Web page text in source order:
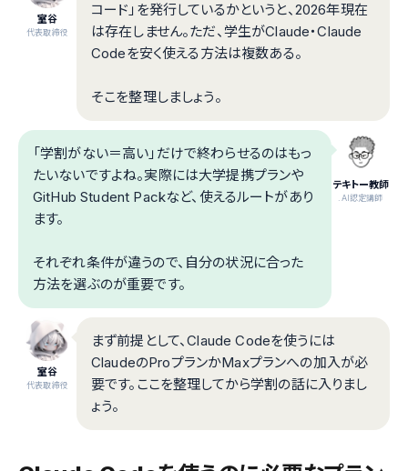
室谷
代表取締役
コード」を発行しているかというと、2026年現在
は存在しません。ただ、学生がClaude・Claude
Codeを安く使える方法は複数ある。
そこを整理しましょう。
テキトー教師
.AI認定講師
「学割がない＝高い」だけで終わらせるのはもっ
たいないですよね。実際には大学提携プランや
GitHub Student Packなど、使えるルートがあり
ます。
それぞれ条件が違うので、自分の状況に合った
方法を選ぶのが重要です。
室谷
代表取締役
まず前提として、Claude Codeを使うには
ClaudeのProプランかMaxプランへの加入が必
要です。ここを整理してから学割の話に入りまし
ょう。